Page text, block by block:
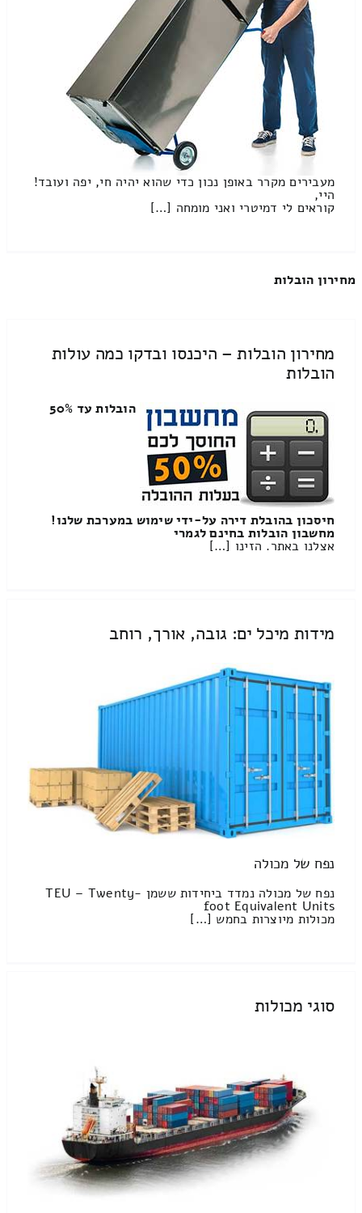
מעבירים מקרר באופן נכון כדי שהוא יהיה חי, יפה ועובד!
היי,
קוראים לי דמיטרי ואני מומחה […]
מחירון הובלות
מחירון הובלות – היכנסו ובדקו כמה עולות
הובלות
הובלות עד 50%
חיסכון בהובלת דירה על-ידי שימוש במערכת שלנו!
מחשבון הובלות בחינם לגמרי
אצלנו באתר. הזינו […]
מידות מיכל ים: גובה, אורך, רוחב
נפח של מכולה
נפח של מכולה נמדד ביחידות ששמן TEU – Twenty-
foot Equivalent Units
מכולות מיוצרות בחמש […]
סוגי מכולות